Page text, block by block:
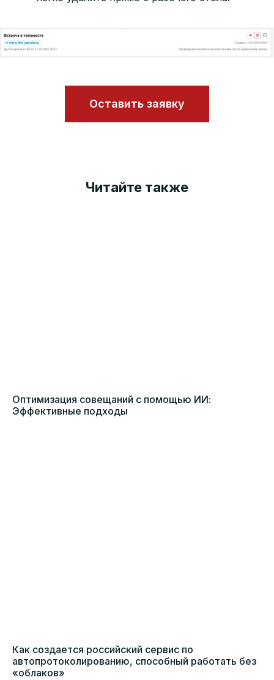
Оставить заявку
Читайте также
Оптимизация совещаний с помощью ИИ:
Эффективные подходы
Как создается российский сервис по
автопротоколированию, способный работать без
«облаков»